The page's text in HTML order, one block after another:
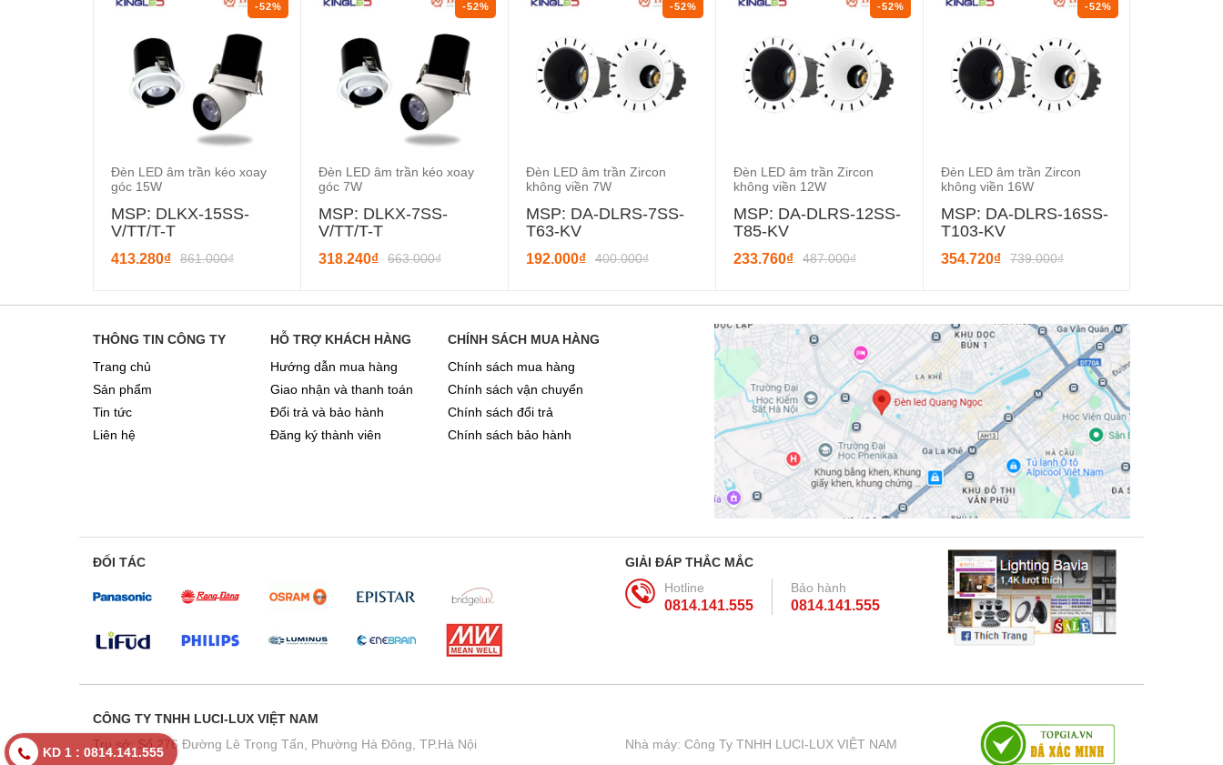
-52%
Đèn LED âm trần kéo xoay
góc 15W
MSP: DLKX-15SS-
V/TT/T-T
413.280₫ 861.000₫
-52%
Đèn LED âm trần kéo xoay
góc 7W
MSP: DLKX-7SS-
V/TT/T-T
318.240₫ 663.000₫
-52%
Đèn LED âm trần Zircon
không viền 7W
MSP: DA-DLRS-7SS-
T63-KV
192.000₫ 400.000₫
-52%
Đèn LED âm trần Zircon
không viền 12W
MSP: DA-DLRS-12SS-
T85-KV
233.760₫ 487.000₫
-52%
Đèn LED âm trần Zircon
không viền 16W
MSP: DA-DLRS-16SS-
T103-KV
354.720₫ 739.000₫
THÔNG TIN CÔNG TY
Trang chủ
Sản phẩm
Tin tức
Liên hệ
HỖ TRỢ KHÁCH HÀNG
Hướng dẫn mua hàng
Giao nhận và thanh toán
Đổi trả và bảo hành
Đăng ký thành viên
CHÍNH SÁCH MUA HÀNG
Chính sách mua hàng
Chính sách vận chuyển
Chính sách đổi trả
Chính sách bảo hành
ĐỐI TÁC
GIẢI ĐÁP THẮC MẮC
Hotline
0814.141.555
Bảo hành
0814.141.555
CÔNG TY TNHH LUCI-LUX VIỆT NAM
Trụ sở: Số 276 Đường Lê Trọng Tấn, Phường Hà Đông, TP.Hà Nội
Nhà máy: Công Ty TNHH LUCI-LUX VIỆT NAM
KD 1 : 0814.141.555